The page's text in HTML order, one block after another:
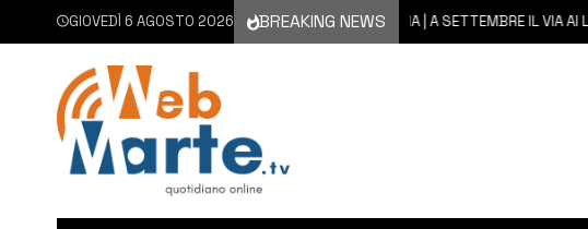
GIOVEDÌ 6 AGOSTO 2026 BREAKING NEWS
6 AGOSTO 2026 CATANIA | A SETTEMBRE IL VIA AI